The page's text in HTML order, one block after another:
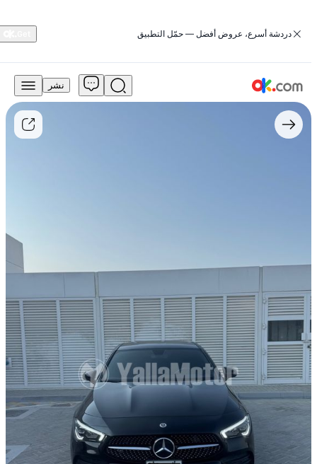
‏دردشة أسرع، عروض أفضل — حمّل التطبيق
140,000
درهم
للبيع
مرسيدس-
أوتوماتيكي
كليٌّ
للعجلات
مستعمل
نشر